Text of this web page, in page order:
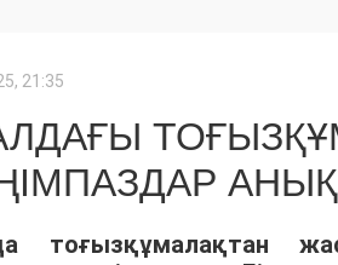
21:35
тоғызқұмалақтан